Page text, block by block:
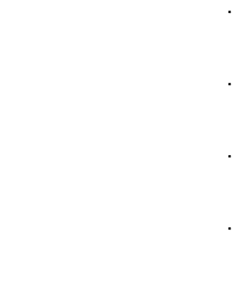
・
・
・
・